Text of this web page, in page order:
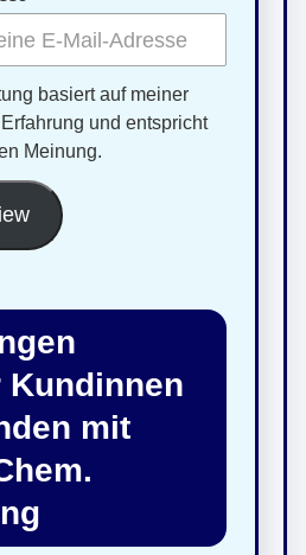
basiert auf meiner
und entspricht
Meinung.
Kundinnen
mit